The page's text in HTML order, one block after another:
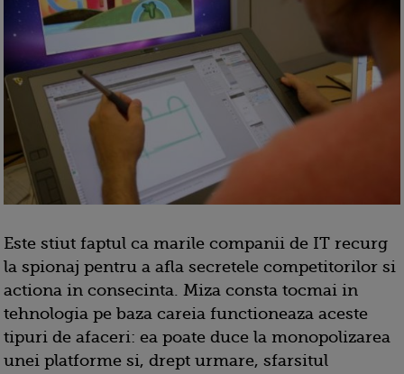
Este stiut faptul ca marile companii de IT recurg
la spionaj pentru a afla secretele competitorilor si
actiona in consecinta. Miza consta tocmai in
tehnologia pe baza careia functioneaza aceste
tipuri de afaceri: ea poate duce la monopolizarea
unei platforme si, drept urmare, sfarsitul